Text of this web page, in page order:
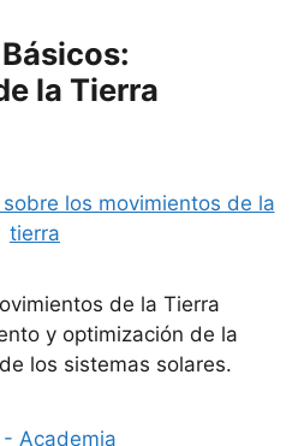
la Tierra
de la Tierra
y optimización de la
los sistemas solares.
Academia